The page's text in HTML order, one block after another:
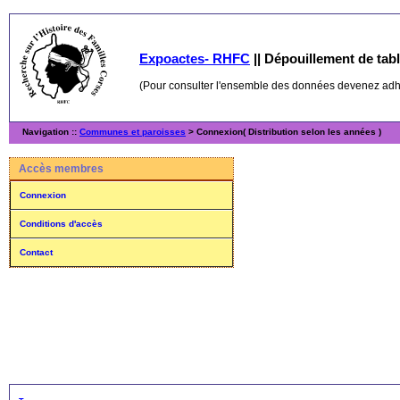
Expoactes- RHFC || Dépouillement de
(Pour consulter l'ensemble des données devenez
Navigation :: Communes et paroisses > Connexion( Distribution selon les années )
Accès membres
Connexion
Conditions d'accès
Contact